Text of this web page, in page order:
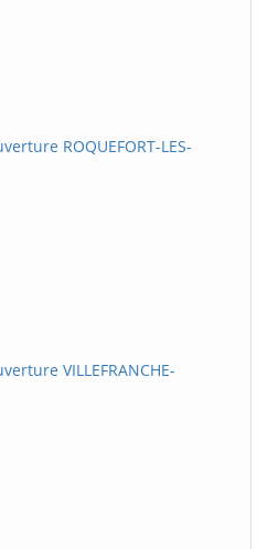
ROQUEFORT-LES-
VILLEFRANCHE-